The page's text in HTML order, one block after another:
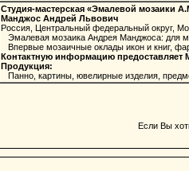
Студия-мастерская «Эмалевой мозаики
Манджос Андрей Львович
Россия, Центральный федеральный округ,
Эмалевая мозаика Андрея Манджоса: для
Впервые мозаичные оклады икон и книг,
Контактную информацию предоставляет
Продукция:
Панно, картины, ювелирные изделия,
Если Вы